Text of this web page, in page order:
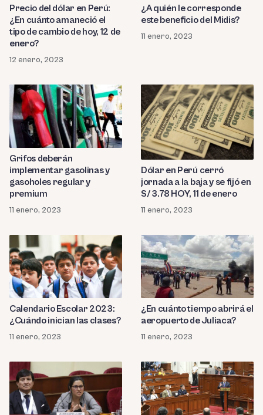
Precio del dólar en Perú:
¿En cuánto amaneció el
tipo de cambio de hoy, 12 de
enero?
12 enero, 2023
¿A quién le corresponde
este beneficio del Midis?
11 enero, 2023
Grifos deberán
implementar gasolinas y
gasoholes regular y
premium
11 enero, 2023
Dólar en Perú cerró
jornada a la baja y se fijó en
S/ 3.78 HOY, 11 de enero
11 enero, 2023
Calendario Escolar 2023:
¿Cuándo inician las clases?
11 enero, 2023
¿En cuánto tiempo abrirá el
aeropuerto de Juliaca?
11 enero, 2023